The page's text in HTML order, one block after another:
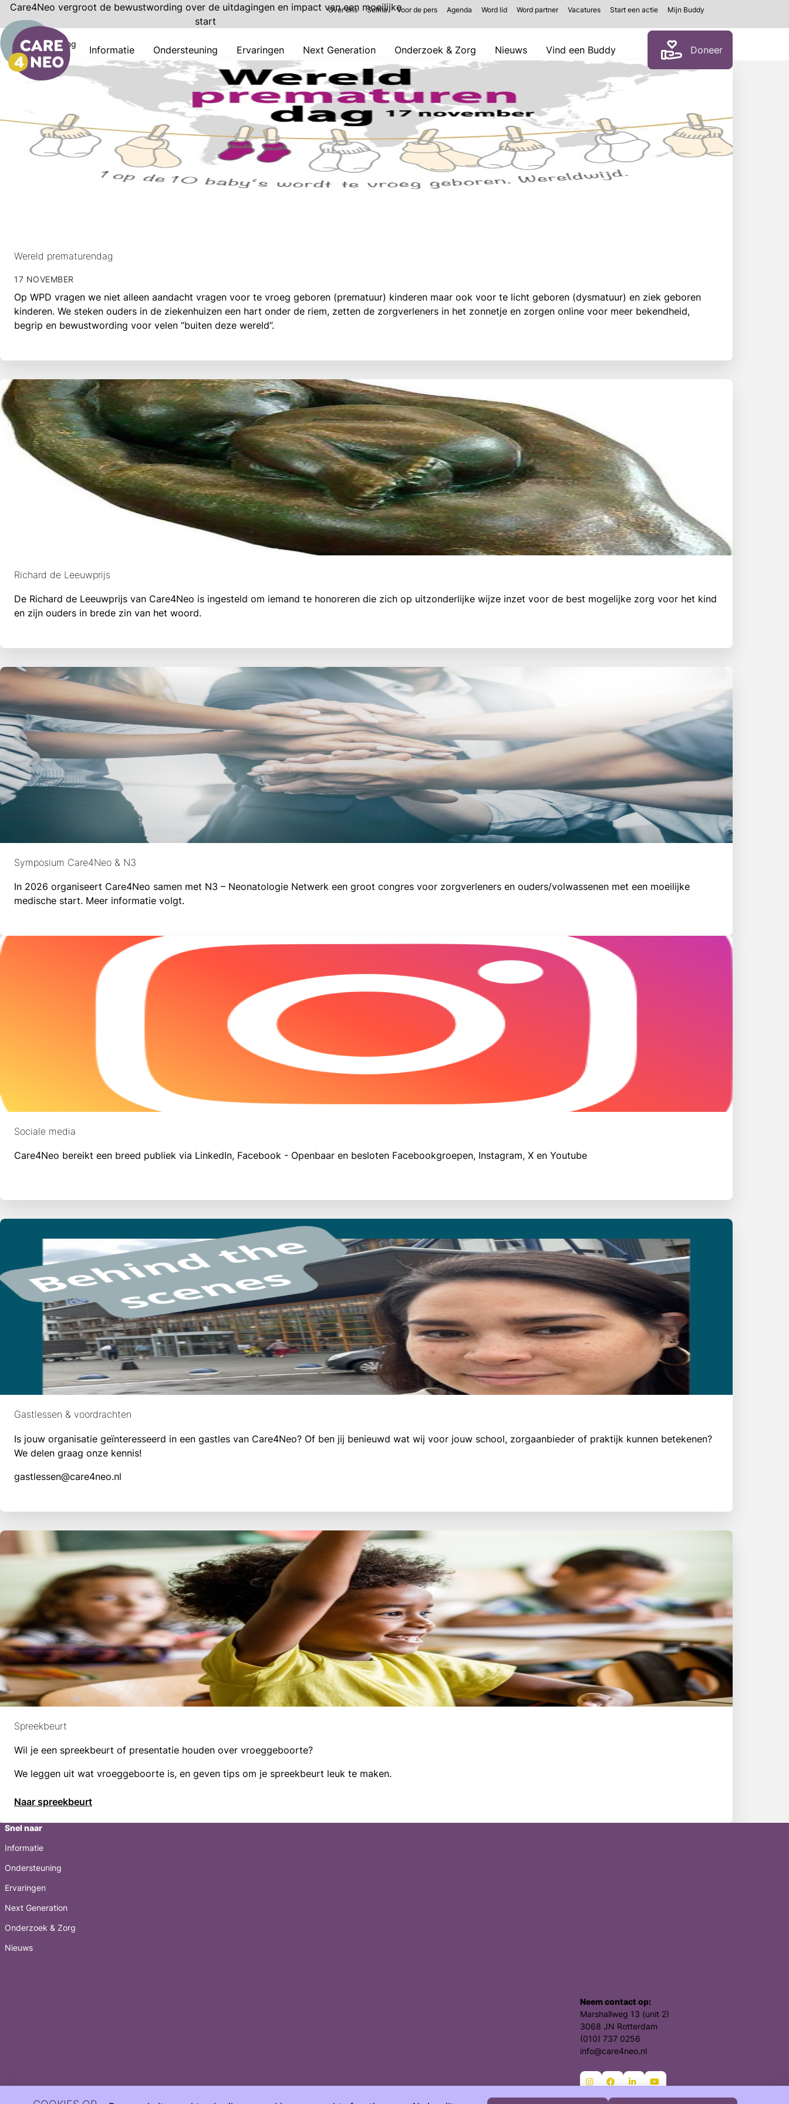
Informatie Ondersteuning Ervaringen Next Generation Onderzoek & Zorg Nieuws Vind een Buddy Doneer
Over ons Selma Voor de pers Agenda Word lid Word partner Vacatures Start een actie Mijn Buddy
Care4Neo vergroot de bewustwording over de uitdagingen en impact van een moeilijke
start
Bewustwording
Wereld prematurendag
17 NOVEMBER
Op WPD vragen we niet alleen aandacht vragen voor te vroeg geboren (prematuur) kinderen maar ook voor te licht geboren (dysmatuur) en ziek geboren
kinderen. We steken ouders in de ziekenhuizen een hart onder de riem, zetten de zorgverleners in het zonnetje en zorgen online voor meer bekendheid,
begrip en bewustwording voor velen “buiten deze wereld”.
Richard de Leeuwprijs
De Richard de Leeuwprijs van Care4Neo is ingesteld om iemand te honoreren die zich op uitzonderlijke wijze inzet voor de best mogelijke zorg voor het kind
en zijn ouders in brede zin van het woord.
Symposium Care4Neo & N3
In 2026 organiseert Care4Neo samen met N3 – Neonatologie Netwerk een groot congres voor zorgverleners en ouders/volwassenen met een moeilijke
medische start. Meer informatie volgt.
Sociale media
Care4Neo bereikt een breed publiek via LinkedIn, Facebook - Openbaar en besloten Facebookgroepen, Instagram, X en Youtube
Gastlessen & voordrachten
Is jouw organisatie geïnteresseerd in een gastles van Care4Neo? Of ben jij benieuwd wat wij voor jouw school, zorgaanbieder of praktijk kunnen betekenen?
We delen graag onze kennis!
gastlessen@care4neo.nl
Spreekbeurt
Wil je een spreekbeurt of presentatie houden over vroeggeboorte?
We leggen uit wat vroeggeboorte is, en geven tips om je spreekbeurt leuk te maken.
Naar spreekbeurt
Snel naar
Informatie
Ondersteuning
Ervaringen
Next Generation
Onderzoek & Zorg
Nieuws
Neem contact op:
Marshallweg 13 (unit 2)
3068 JN Rotterdam
(010) 737 0256
info@care4neo.nl
Ga Ga Ga Ga